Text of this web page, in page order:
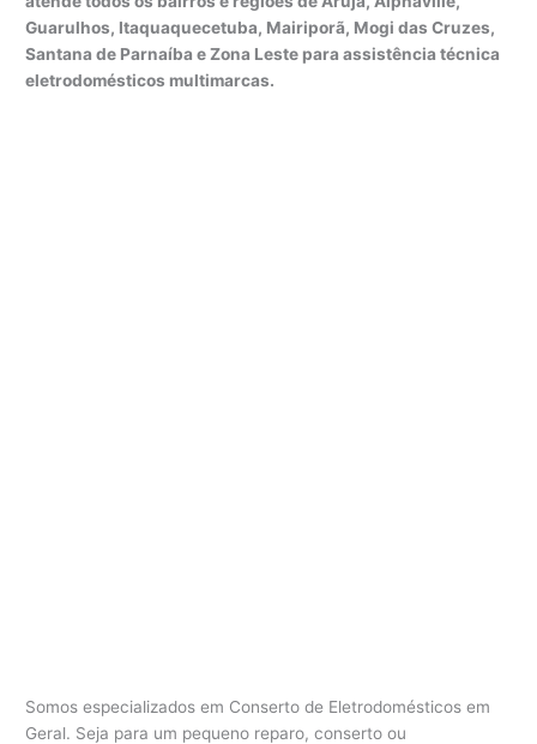
Guarulhos, Itaquaquecetuba, Mairiporã, Mogi das Cruzes,
Santana de Parnaíba e Zona Leste para assistência técnica
eletrodomésticos multimarcas.
Somos especializados em Conserto de Eletrodomésticos em
Geral. Seja para um pequeno reparo, conserto ou